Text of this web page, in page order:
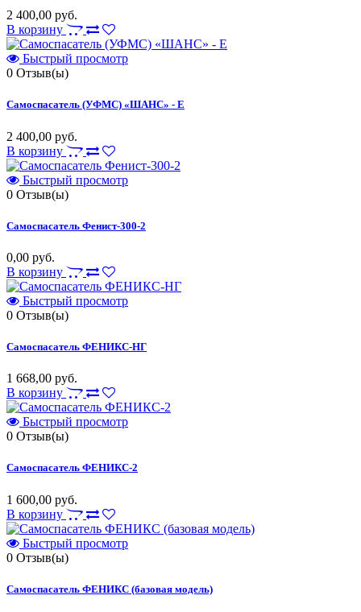
2 400,00 руб.
В корзину
Быстрый просмотр
0 Отзыв(ы)
Самоспасатель (УФМС) «ШАНС» - Е
2 400,00 руб.
В корзину
Быстрый просмотр
0 Отзыв(ы)
Самоспасатель Фенист-300-2
0,00 руб.
В корзину
Быстрый просмотр
0 Отзыв(ы)
Самоспасатель ФЕНИКС-НГ
1 668,00 руб.
В корзину
Быстрый просмотр
0 Отзыв(ы)
Самоспасатель ФЕНИКС-2
1 600,00 руб.
В корзину
Быстрый просмотр
0 Отзыв(ы)
Самоспасатель ФЕНИКС (базовая модель)